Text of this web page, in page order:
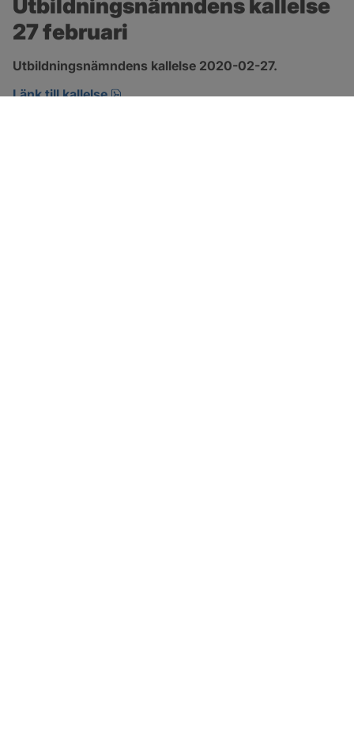
Utbildningsnämndens kallelse
27 februari
Utbildningsnämndens kallelse 2020-02-27.
Länk till kallelse
pdf, öppnas i nytt fönster.